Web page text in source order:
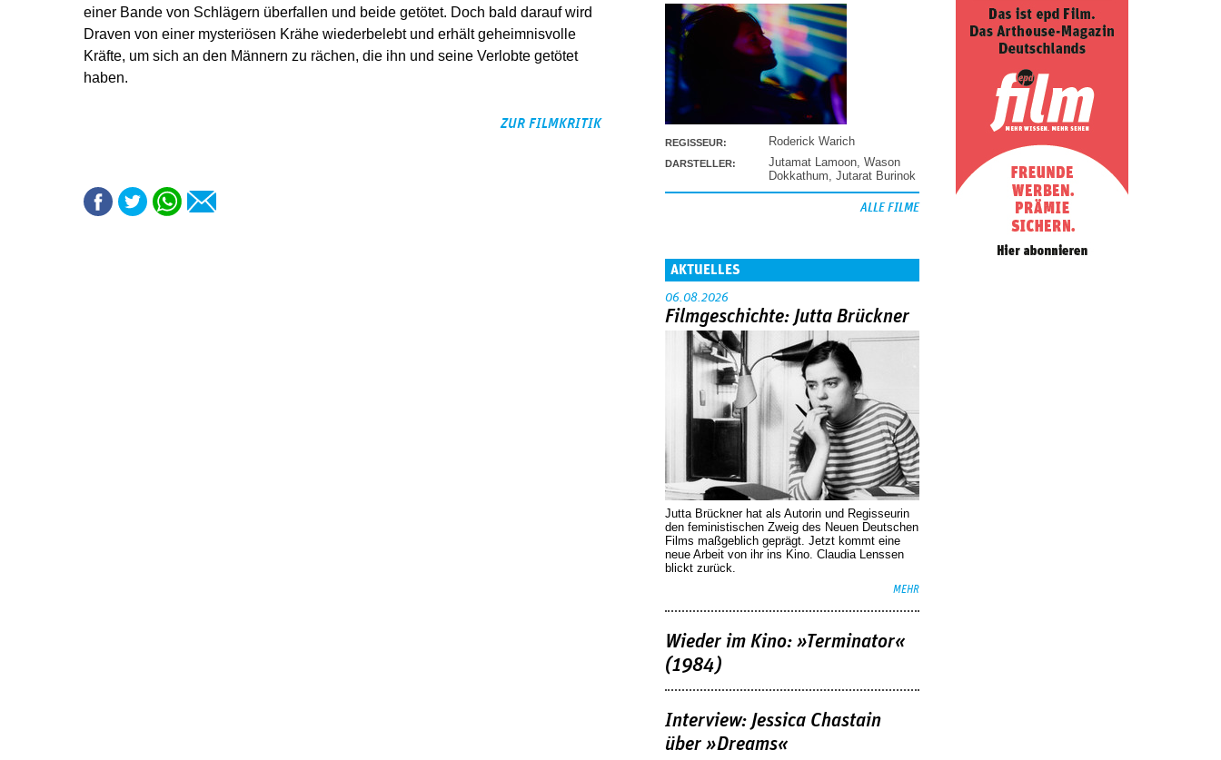
einer Bande von Schlägern überfallen und beide getötet. Doch bald darauf wird
Draven von einer mysteriösen Krähe wiederbelebt und erhält geheimnisvolle
Kräfte, um sich an den Männern zu rächen, die ihn und seine Verlobte getötet
haben.
ZUR FILMKRITIK
REGISSEUR: Roderick Warich
DARSTELLER: Jutamat Lamoon Wason
Dokkathum Jutarat Burinok
ALLE FILME
AKTUELLES
06.08.2026
Filmgeschichte: Jutta Brückner
Jutta Brückner hat als Autorin und Regisseurin
den feministischen Zweig des Neuen Deutschen
Films maßgeblich geprägt. Jetzt kommt eine
neue Arbeit von ihr ins Kino. Claudia Lenssen
blickt zurück.
MEHR
Wieder im Kino: »Terminator«
(1984)
Interview: Jessica Chastain
über »Dreams«